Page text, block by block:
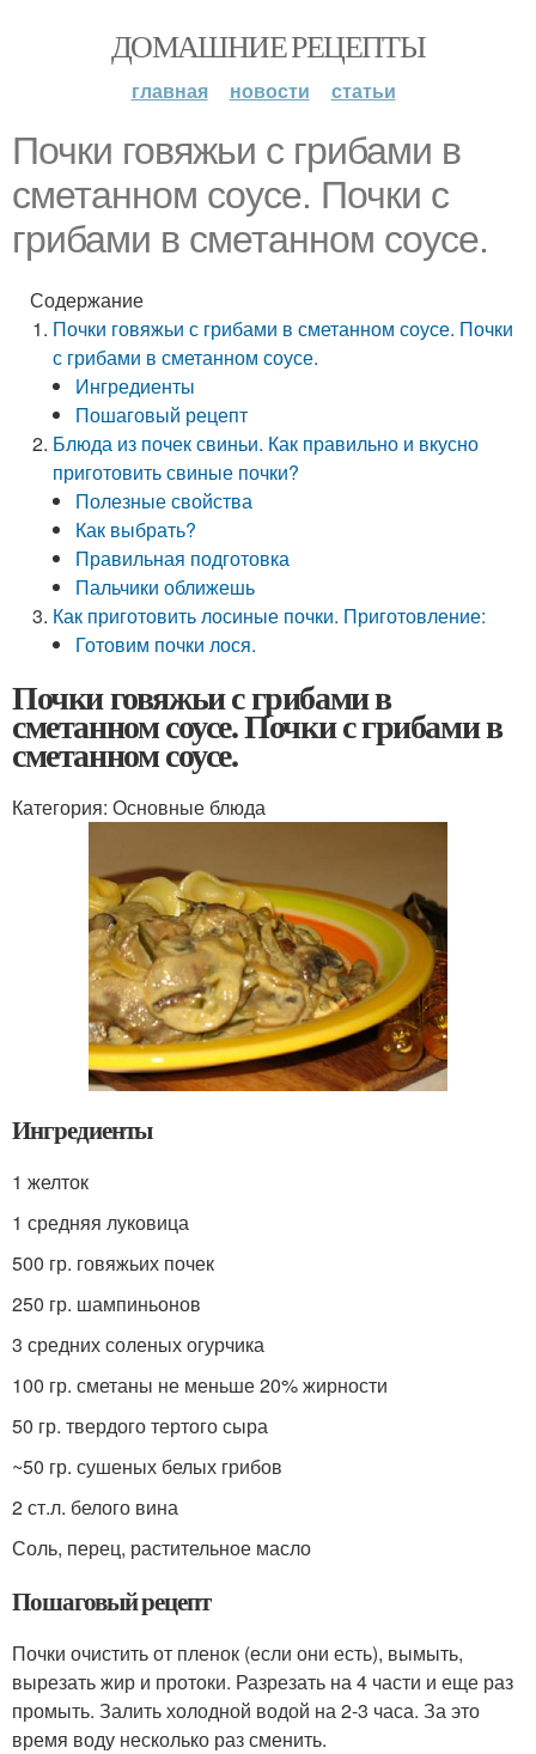
ДОМАШНИЕ РЕЦЕПТЫ
главная новости статьи
Почки говяжьи с грибами в
сметанном соусе. Почки с
грибами в сметанном соусе.
Содержание
Почки говяжьи с грибами в сметанном соусе. Почки
с грибами в сметанном соусе.
Ингредиенты
Пошаговый рецепт
Блюда из почек свиньи. Как правильно и вкусно
приготовить свиные почки?
Полезные свойства
Как выбрать?
Правильная подготовка
Пальчики оближешь
Как приготовить лосиные почки. Приготовление:
Готовим почки лося.
Почки говяжьи с грибами в
сметанном соусе. Почки с грибами в
сметанном соусе.
Категория: Основные блюда
Ингредиенты
1 желток
1 средняя луковица
500 гр. говяжьих почек
250 гр. шампиньонов
3 средних соленых огурчика
100 гр. сметаны не меньше 20% жирности
50 гр. твердого тертого сыра
~50 гр. сушеных белых грибов
2 ст.л. белого вина
Соль, перец, растительное масло
Пошаговый рецепт
Почки очистить от пленок (если они есть), вымыть,
вырезать жир и протоки. Разрезать на 4 части и еще раз
промыть. Залить холодной водой на 2-3 часа. За это
время воду несколько раз сменить.